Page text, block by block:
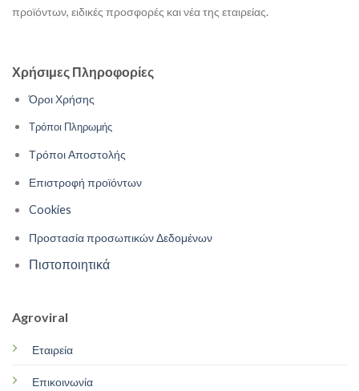
Χρήσιμες Πληροφορίες
Όροι Χρήσης
Τρόποι Πληρωμής
Τρόποι Αποστολής
Επιστροφή προϊόντων
Cookies
Προστασία προσωπικών Δεδομένων
Πιστοποιητικά
Agroviral
Εταιρεία
Επικοινωνία
προϊόντων, ειδικές προσφορές και νέα της εταιρείας.